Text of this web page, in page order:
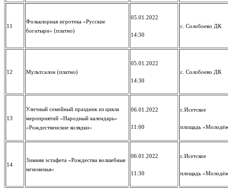
11
Фольклорная игротека «Русские
богатыри» (платно)
05.01.2022
14:30
с. Солобоево ДК
12 Мультсалон (платно)
05.01.2022
14:30
с. Солобоево ДК
13
Уличный семейный праздник из цикла
мероприятий «Народный календарь»
«Рождественские колядки»
06.01.2022
11:00
с.Исетское
площадь
14
Зимняя эстафета «Рождества волшебные
мгновенья»
06.01.2022
11:30
с.Исетское
площадь